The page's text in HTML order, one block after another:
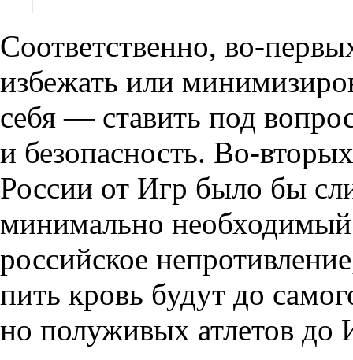
Соответственно, во-
избежать или
себя — ставить под
и безопасность. Во-
России от Игр было бы
минимально
российское
пить кровь будут до
но полуживых атлетов до